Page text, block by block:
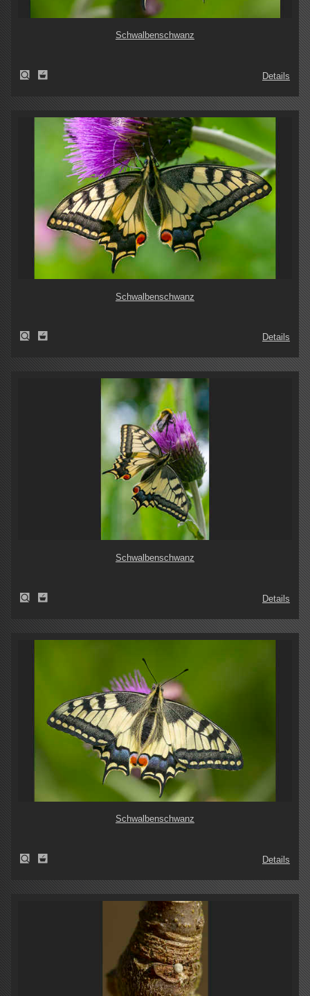
Schwalbenschwanz
Details
Schwalbenschwanz
Details
Schwalbenschwanz
Details
Schwalbenschwanz
Details